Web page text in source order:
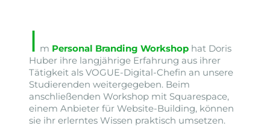
I m Personal Branding Workshop hat Doris
Huber ihre langjährige Erfahrung aus ihrer
Tätigkeit als VOGUE-Digital-Chefin an unsere
Studierenden weitergegeben. Beim
anschließenden Workshop mit Squarespace,
einem Anbieter für Website-Building, können
sie ihr erlerntes Wissen praktisch umsetzen.